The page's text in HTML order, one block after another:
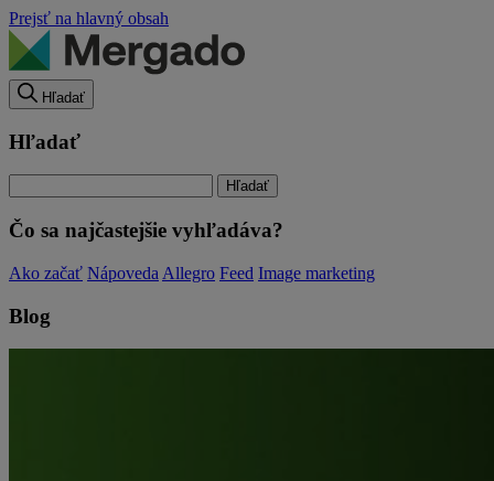
Prejsť na hlavný obsah
Hľadať
Hľadať
Čo sa najčastejšie vyhľadáva?
Ako začať Nápoveda Allegro Feed Image marketing
Blog